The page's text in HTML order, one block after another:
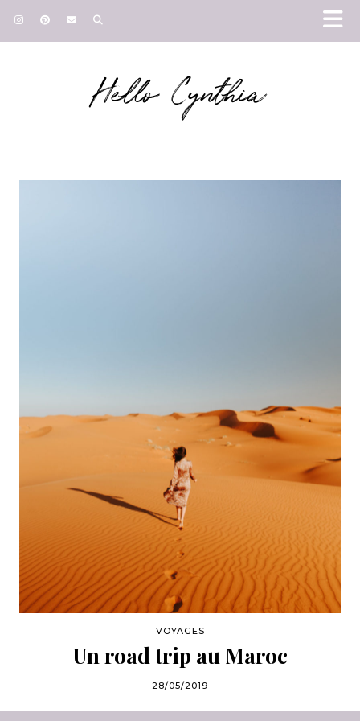
Hello Cynthia
VOYAGES
Un road trip au Maroc
28/05/2019